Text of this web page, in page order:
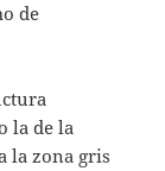
de
la de la
la zona gris